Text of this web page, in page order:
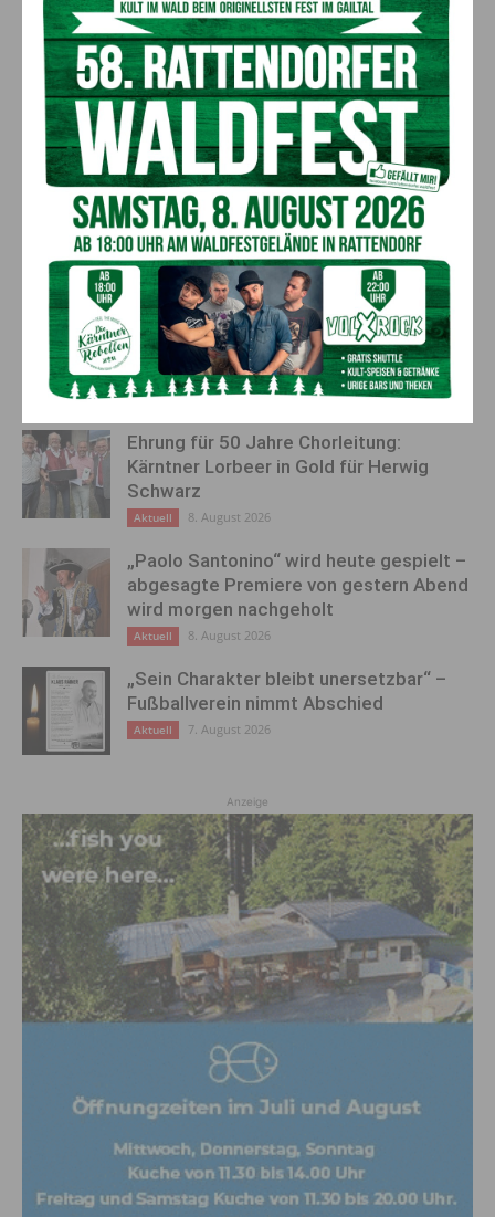
Ergebnisse scheinen die in dunkler Schokolade reichlich
enthaltenen Polyphenole zu sein. Diese haben antioxidative
und entzündungshemmende Eigenschaften.“ Ein Stück dunkle
Schokolade bewusst zu genießen, kann demnach nicht nur
eine wohltuende Gaumenfreude, sondern auch eine
gesundheitliche Unterstützung darstellen.
Vorheriger Artikel
Trennst du deinen Bioabfall?
,,Wer’s nicht tut, wirft eine
wertvolle Ressource in den
Müll!”
Nächster Artikel
Gefärbte Ostereier im Check:
Bodenhaltung dominiert, ein
Drittel der Eier stammen aus
Freilandhaltung
AKTUELLES
Ehrung für 50 Jahre Chorleitung:
Kärntner Lorbeer in Gold für Herwig
Schwarz
Aktuell 8. August 2026
„Paolo Santonino“ wird heute gespielt –
abgesagte Premiere von gestern Abend
wird morgen nachgeholt
Aktuell 8. August 2026
„Sein Charakter bleibt unersetzbar“ –
Fußballverein nimmt Abschied
Aktuell 7. August 2026
Anzeige